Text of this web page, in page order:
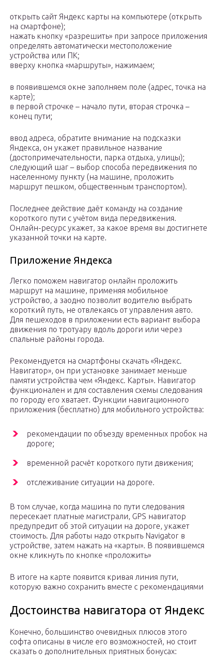
открыть сайт Яндекс карты на компьютере (открыть
на смартфоне);
нажать кнопку «разрешить» при запросе приложения
определять автоматически местоположение
устройства или ПК;
вверху кнопка «маршруты», нажимаем;
в появившемся окне заполняем поле (адрес, точка на
карте);
в первой строчке – начало пути, вторая строчка –
конец пути;
ввод адреса, обратите внимание на подсказки
Яндекса, он укажет правильное название
(достопримечательности, парка отдыха, улицы);
следующий шаг – выбор способа передвижения по
населенному пункту (на машине, проложить
маршрут пешком, общественным транспортом).
Последнее действие даёт команду на создание
короткого пути с учётом вида передвижения.
Онлайн-ресурс укажет, за какое время вы достигнете
указанной точки на карте.
Приложение Яндекса
Легко поможем навигатор онлайн проложить
маршрут на машине, применяя мобильное
устройство, а заодно позволит водителю выбрать
короткий путь, не отвлекаясь от управления авто.
Для пешеходов в приложении есть вариант выбора
движения по тротуару вдоль дороги или через
спальные районы города.
Рекомендуется на смартфоны скачать «Яндекс.
Навигатор», он при установке занимает меньше
памяти устройства чем «Яндекс. Карты». Навигатор
функционален и для составления схемы следования
по городу его хватает. Функции навигационного
приложения (бесплатно) для мобильного устройства:
рекомендации по объезду временных пробок на
дороге;
временной расчёт короткого пути движения;
отслеживание ситуации на дороге.
В том случае, когда машина по пути следования
пересекает платные магистрали, GPS навигатор
предупредит об этой ситуации на дороге, укажет
стоимость. Для работы надо открыть Navigator в
устройстве, затем нажать на «карты». В появившемся
окне кликнуть по кнопке «проложить»
В итоге на карте появится кривая линия пути,
которую важно сохранить вместе с рекомендациями
Достоинства навигатора от Яндекс
Конечно, большинство очевидных плюсов этого
софта описаны в числе его возможностей, но стоит
сказать о дополнительных приятных бонусах: